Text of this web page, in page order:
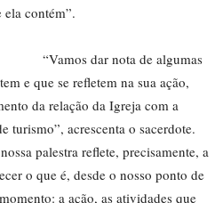
ela contém”.
“Vamos dar nota de algumas
e que se refletem na sua ação,
da relação da Igreja com a
turismo”, acrescenta o sacerdote.
palestra reflete, precisamente, a
o que é, desde o nosso ponto de
a ação, as atividades que